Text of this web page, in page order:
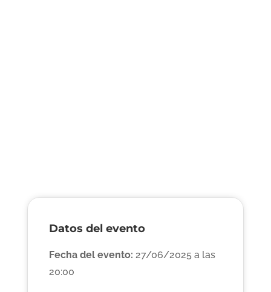
Datos del evento
Fecha del evento: 27/06/2025 a las
20:00